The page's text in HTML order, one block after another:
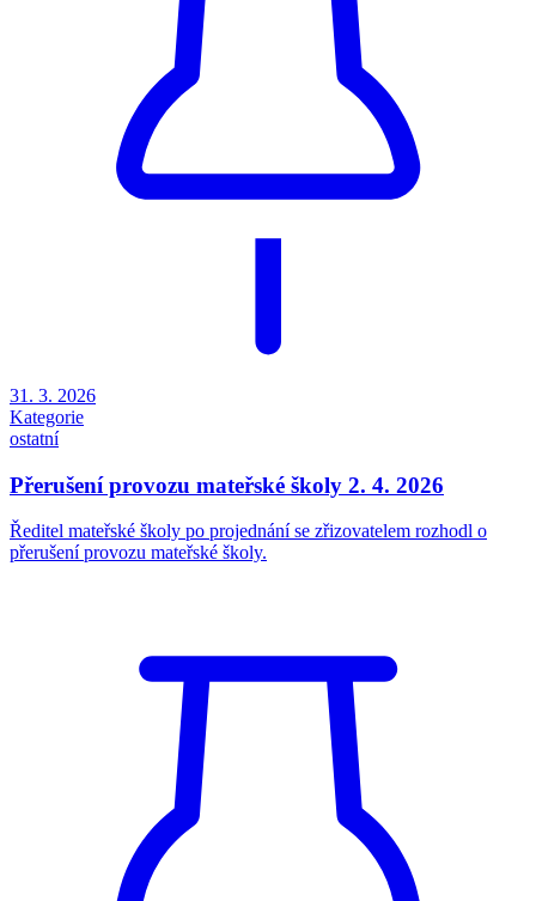
31. 3. 2026
Kategorie
ostatní
Přerušení provozu mateřské školy 2. 4. 2026
Ředitel mateřské školy po projednání se zřizovatelem rozhodl o
přerušení provozu mateřské školy.